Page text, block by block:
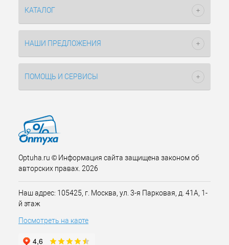
КАТАЛОГ
НАШИ ПРЕДЛОЖЕНИЯ
ПОМОЩЬ И СЕРВИСЫ
Optuha.ru © Информация сайта защищена законом об
авторских правах. 2026
Наш адрес: 105425, г. Москва, ул. 3-я Парковая, д. 41А, 1-
й этаж
Посмотреть на карте